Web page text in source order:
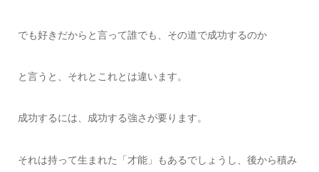
でも好きだからと言って誰でも、その道で成功するのか
と言うと、それとこれとは違います。
成功するには、成功する強さが要ります。
それは持って生まれた「才能」もあるでしょうし、後から積み